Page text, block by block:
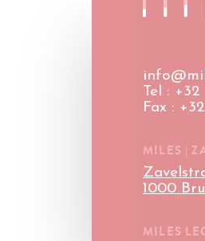
Tel :
Fax :
MILES |
1000
MILES